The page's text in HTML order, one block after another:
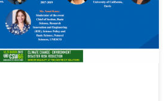
catástrofes, la innovación y el avance de